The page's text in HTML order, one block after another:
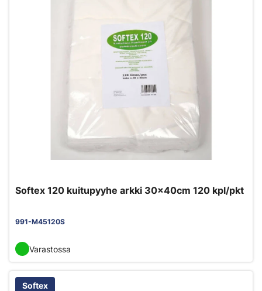
Softex 120 kuitupyyhe arkki 30x40cm 120 kpl/pkt
991-M45120S
Varastossa
Softex